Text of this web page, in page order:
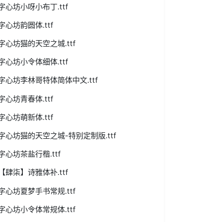
心坊小呀小布丁.ttf
心坊韵圆体.ttf
心坊猫的天空之城.ttf
心坊小令体细体.ttf
心坊李林哥特体简体中文.ttf
心坊青春体.ttf
心坊萌新体.ttf
心坊猫的天空之城-特别定制版.ttf
心坊茶盐行楷.ttf
肆柒】诗雅体补.ttf
心坊夏梦手书常规.ttf
心坊小令体常规体.ttf